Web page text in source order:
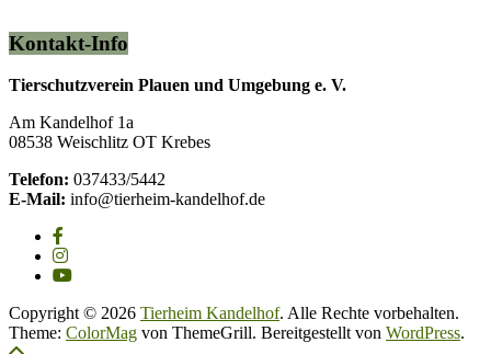
Kontakt-Info
Tierschutzverein Plauen und Umgebung e. V.
Am Kandelhof 1a
08538 Weischlitz OT Krebes
Telefon: 037433/5442
E-Mail: info@tierheim-kandelhof.de
Copyright © 2026 Tierheim Kandelhof. Alle Rechte vorbehalten.
Theme: ColorMag von ThemeGrill. Bereitgestellt von WordPress.